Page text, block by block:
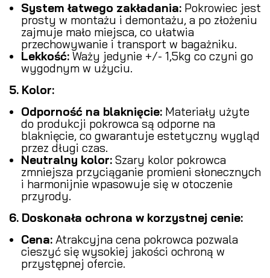
System łatwego zakładania: Pokrowiec jest
prosty w montażu i demontażu, a po złożeniu
zajmuje mało miejsca, co ułatwia
przechowywanie i transport w bagażniku.
Lekkość: Waży jedynie +/- 1,5kg co czyni go
wygodnym w użyciu.
5. Kolor:
Odporność na blaknięcie: Materiały użyte
do produkcji pokrowca są odporne na
blaknięcie, co gwarantuje estetyczny wygląd
przez długi czas.
Neutralny kolor: Szary kolor pokrowca
zmniejsza przyciąganie promieni słonecznych
i harmonijnie wpasowuje się w otoczenie
przyrody.
6. Doskonała ochrona w korzystnej cenie:
Cena: Atrakcyjna cena pokrowca pozwala
cieszyć się wysokiej jakości ochroną w
przystępnej ofercie.